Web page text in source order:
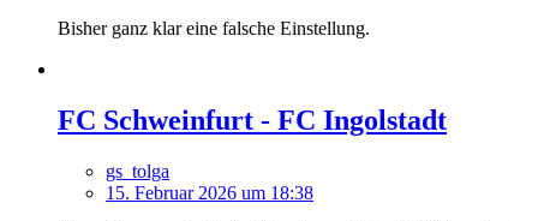
Bisher ganz klar eine falsche Einstellung.
FC Schweinfurt - FC Ingolstadt
gs_tolga
15. Februar 2026 um 18:38